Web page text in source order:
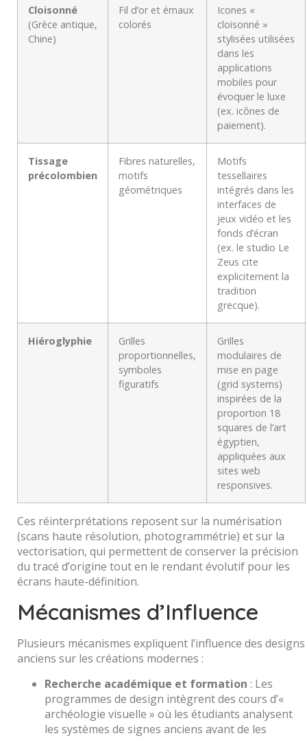
Cloisonné
(Grèce antique,
Chine)
Fil d’or et émaux
colorés
Icones «
cloisonné »
stylisées utilisées
dans les
applications
mobiles pour
évoquer le luxe
(ex. icônes de
paiement).
Tissage
précolombien
Fibres naturelles,
motifs
géométriques
Motifs
tessellaires
intégrés dans les
interfaces de
jeux vidéo et les
fonds d’écran
(ex. le studio Le
Zeus cite
explicitement la
tradition
grecque).
Hiéroglyphie
Grilles
proportionnelles,
symboles
figuratifs
Grilles
modulaires de
mise en page
(grid systems)
inspirées de la
proportion 18
squares de l’art
égyptien,
appliquées aux
sites web
responsives.
Ces réinterprétations reposent sur la numérisation
(scans haute résolution, photogrammétrie) et sur la
vectorisation, qui permettent de conserver la précision
du tracé d’origine tout en le rendant évolutif pour les
écrans haute-définition.
Mécanismes d’Influence
Plusieurs mécanismes expliquent l’influence des designs
anciens sur les créations modernes :
Recherche académique et formation : Les
programmes de design intègrent des cours d’«
archéologie visuelle » où les étudiants analysent
les systèmes de signes anciens avant de les